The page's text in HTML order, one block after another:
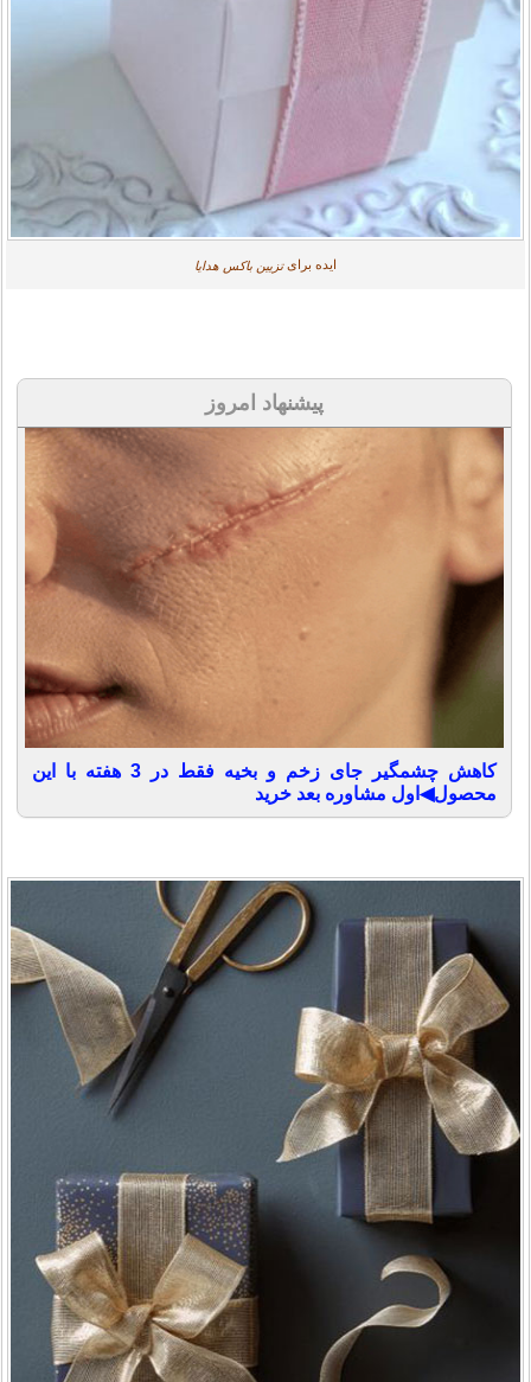
ایده برایتزیین باکس هدایا
پیشنهاد امروز
کاهش چشمگیر جای زخم و بخیه فقط در 3 هفته با این
محصول◀اول مشاوره بعد خرید